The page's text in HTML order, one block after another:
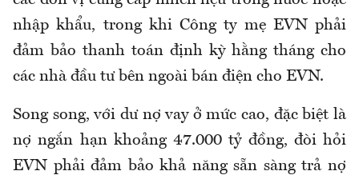
nhập khẩu, trong khi Công ty mẹ EVN phải
đảm bảo thanh toán định kỳ hằng tháng cho
các nhà đầu tư bên ngoài bán điện cho EVN.
Song song,với dư nợ vay ở mức cao, đặc biệt là
nợ ngắn hạn khoảng 47.000 tỷ đồng, đòi hỏi
EVN phải đảm bảo khả năng sẵn sàng trả nợ